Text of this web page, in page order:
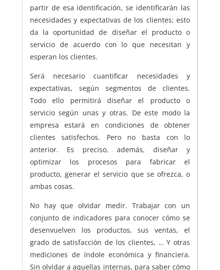
partir de esa identificación, se identificarán las
necesidades y expectativas de los clientes; esto
da la oportunidad de diseñar el producto o
servicio de acuerdo con lo que necesitan y
esperan los clientes.
Será necesario cuantificar necesidades y
expectativas, según segmentos de clientes.
Todo ello permitirá diseñar el producto o
servicio según unas y otras. De este modo la
empresa estará en condiciones de obtener
clientes satisfechos. Pero no basta con lo
anterior. Es preciso, además, diseñar y
optimizar los procesos para fabricar el
producto, generar el servicio que se ofrezca, o
ambas cosas.
No hay que olvidar medir. Trabajar con un
conjunto de indicadores para conocer cómo se
desenvuelven los productos, sus ventas, el
grado de satisfacción de los clientes, … Y otras
mediciones de índole económica y financiera.
Sin olvidar a aquellas internas, para saber cómo